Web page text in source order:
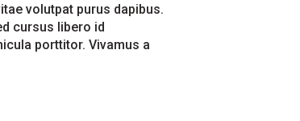
volutpat purus dapibus.
cursus libero id
porttitor. Vivamus a